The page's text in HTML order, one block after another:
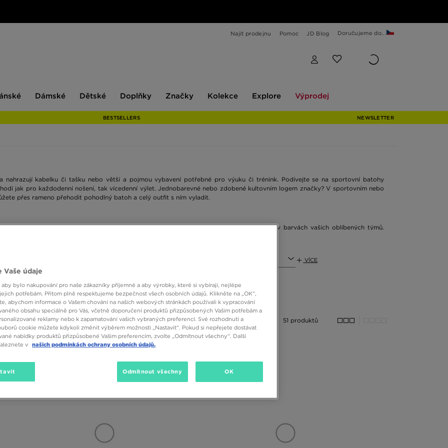
Najít prodejnu Pomoc JD Blog Doručujeme do...
Dámské Dětské Doplňky Značky Kolekce Explore Výprodej
BESTSELLERS NEWSLETTER
nahrazují kabelku či tašku nebo větší a pojmou vybavení potřebné pro výuku či trénink. Podívejte se na sportovní batohy
jak pro každodenní nošení, tak vícedenní výlet. Jednobarevné nebo zdobené kultovním logem značky? V sportovním nebo
přes rameno přehodit pohodlný batoh a celý outfit s ním vyladit.
nabídka od značek Nike, adidas, Puma a Vans. Prohlédněte si tréninkové varianty v barvách vašich oblíbených týmů.
outfit - ať už potřebujete další prostor na nákupy, tréninkové vybavení, knihy nebo svačinový box. Potřebujete další úložný
límcem, který lze vyhrnout a zajistit přezkou. Hledáte praktický batoh z odolného materiálu? Model North Face Jester je
designu a stahovacím šňůrkám na přední straně můžete do přihrádky snadno a bezpečně uložit vaše potřebné
Batohy do školy mají jednoduchý design s jednou nebo dvěma většími přihrádkami na zip, často doplněnými menší
Jednou z nejoblíbenějších možností jsou modely v černé barvě. Univerzální a jednoduchý batoh s logem adidas nebo
jsou však školní batohy navrženy také tak, aby dobře vypadaly v kombinaci se zbytkem oblečení. Sáhněte po originálním
Wall nebo malým krokodýlem Lacoste.
batoh outdoorového typu - Nike Elemental s polstrovaným zádovým panelem a mnoha úložnými přihrádkami splní svůj
VÍCE
(14)
51 produktů
Vaše údaje
aby bylo nakupování pro naše zákazníky příjemné a aby výrobky, které si vybírají, nejlépe
potřebám. Přitom plně respektujeme bezpečnost všech osobních údajů. Klikněte na „OK“,
abychom informace o Vašem chování na našich webových stránkách používali k vypracování
obsahu speciálně pro Vás, včetně doporučení produktů přizpůsobených Vašim potřebám a
reklamy nebo k zapamatování vašich vybraných preferencí. Své rozhodnutí a
cookie můžete kdykoli změnit výběrem možnosti „Nastavit“. Pokud si nepřejete dostávat
nabídky produktů přizpůsobené Vašim preferencím, zvolte „Odmítnout všechny“. Další
v našich podmínkách ochrany osobních údajů.
Odmítnout všechny OK